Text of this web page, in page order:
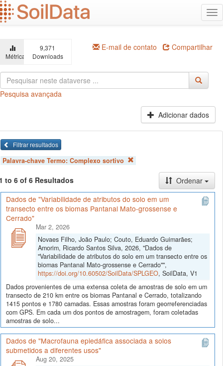
Ir
para
o
principal
Métricas
9,371
Downloads
E-mail de contato Compartilhar
Pesquisa avançada
Adicionar dados
Filtrar resultados
Palavra-chave Termo: Complexo sortivo
to 6 of 6 Resultados
Ordenar
Dados de "Variabilidade de atributos do solo em um
transecto entre os biomas Pantanal Mato-grossense e
Cerrado"
Mar 2, 2026
Novaes Filho, João Paulo; Couto, Eduardo Guimarães;
Amorim, Ricardo Santos Silva, 2026, "Dados de
"Variabilidade de atributos do solo em um transecto entre os
biomas Pantanal Mato-grossense e Cerrado"",
https://doi.org/10.60502/SoilData/SPLGEO, SoilData, V1
Dados provenientes de uma extensa coleta de amostras de solo em um
transecto de 210 km entre os biomas Pantanal e Cerrado, totalizando
1415 pontos e 1780 camadas. Essas amostras foram georreferenciadas
com GPS. Em cada um dos pontos de amostragem, foram coletadas
amostras de solo...
Dados de "Macrofauna epiedáfica associada a solos
submetidos a diferentes usos"
Aug 20, 2025